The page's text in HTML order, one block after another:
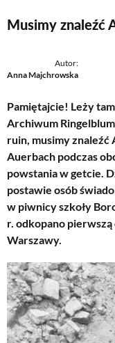
Musimy znaleźć
Autor:
Anna Majchrowska
Pamiętajcie! Leży
Archiwum
ruin, musimy znaleźć
Auerbach podczas
powstania w getcie.
postawie osób
w piwnicy szkoły
r. odkopano
Warszawy.